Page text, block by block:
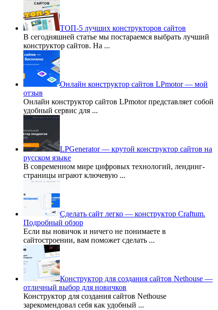
ТОП-5 лучших конструкторов сайтов
В сегодняшней статье мы постараемся выбрать лучший
конструктор сайтов. На ...
Онлайн конструктор сайтов LPmotor — мой
отзыв
Онлайн конструктор сайтов LPmotor представляет собой
удобный сервис для ...
LPGenerator — крутой конструктор сайтов на
русском языке
В современном мире цифровых технологий, лендинг-
страницы играют ключевую ...
Сделать сайт легко — конструктор Craftum.
Подробный обзор
Если вы новичок и ничего не понимаете в
сайтостроении, вам поможет сделать ...
Конструктор для создания сайтов Nethouse —
отличный выбор для новичков
Конструктор для создания сайтов Nethouse
зарекомендовал себя как удобный ...